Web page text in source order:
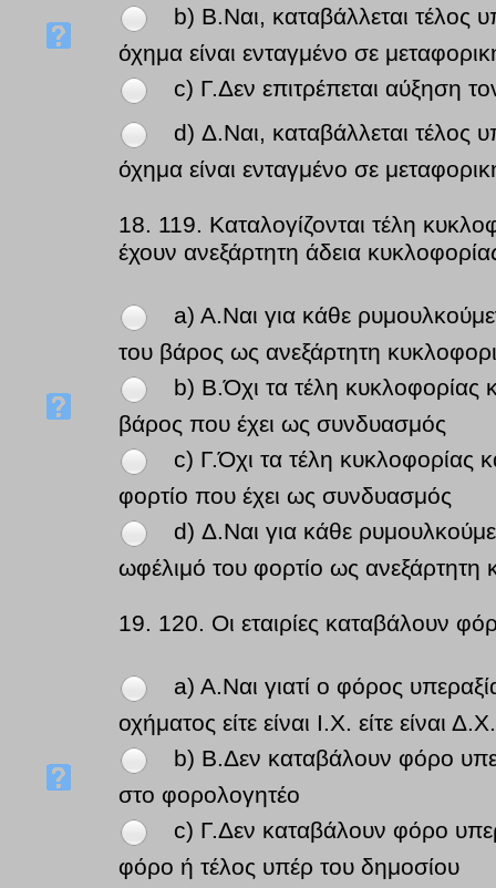
b) B.Ναι, καταβάλλεται τέλος
όχημα είναι ενταγμένο σε
c) Γ.Δεν επιτρέπεται αύξηση
d) Δ.Ναι, καταβάλλεται τέλος
όχημα είναι ενταγμένο σε
18. 119. Καταλογίζονται τέλη
έχουν ανεξάρτητη άδεια
a) A.Ναι για κάθε
του βάρος ως ανεξάρτητη
b) B.Όχι τα τέλη κυκλοφορίας
βάρος που έχει ως συνδυασμός
c) Γ.Όχι τα τέλη κυκλοφορίας
φορτίο που έχει ως συνδυασμός
d) Δ.Ναι για κάθε
ωφέλιμό του φορτίο ως
19. 120. Οι εταιρίες καταβάλουν
a) A.Ναι γιατί ο φόρος
οχήματος είτε είναι Ι.Χ. είτε είναι Δ.Χ.
b) B.Δεν καταβάλουν φόρο
στο φορολογητέο
c) Γ.Δεν καταβάλουν φόρο
φόρο ή τέλος υπέρ του δημοσίου